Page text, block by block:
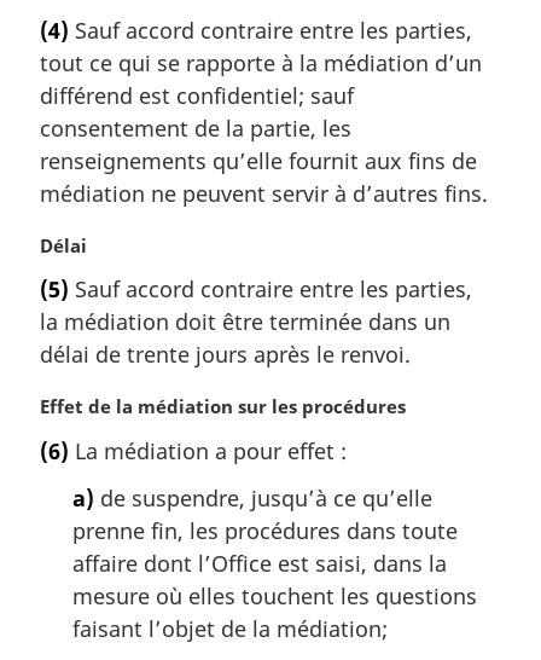
n
a
e
:
t
e
m
a
g
i
a
l
e
:
(4) Sauf accord contraire entre les parties,
tout ce qui se rapporte à la médiation d’un
différend est confidentiel; sauf
consentement de la partie, les
renseignements qu’elle fournit aux fins de
médiation ne peuvent servir à d’autres fins.
N
t
e
m
r
i
Délai
(5) Sauf accord contraire entre les parties,
la médiation doit être terminée dans un
délai de trente jours après le renvoi.
N
t
Effet de la médiation sur les procédures
(6) La médiation a pour effet :
a) de suspendre, jusqu’à ce qu’elle
prenne fin, les procédures dans toute
affaire dont l’Office est saisi, dans la
mesure où elles touchent les questions
faisant l’objet de la médiation;